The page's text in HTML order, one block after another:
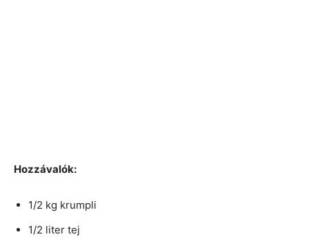
Hozzávalók:
1/2 kg krumpli
1/2 liter tej